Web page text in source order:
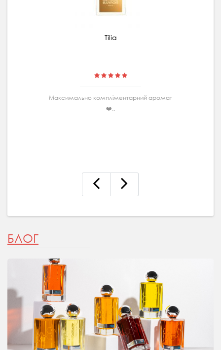
Tilia
Максимально комплiментарний аромат
❤️..
БЛОГ